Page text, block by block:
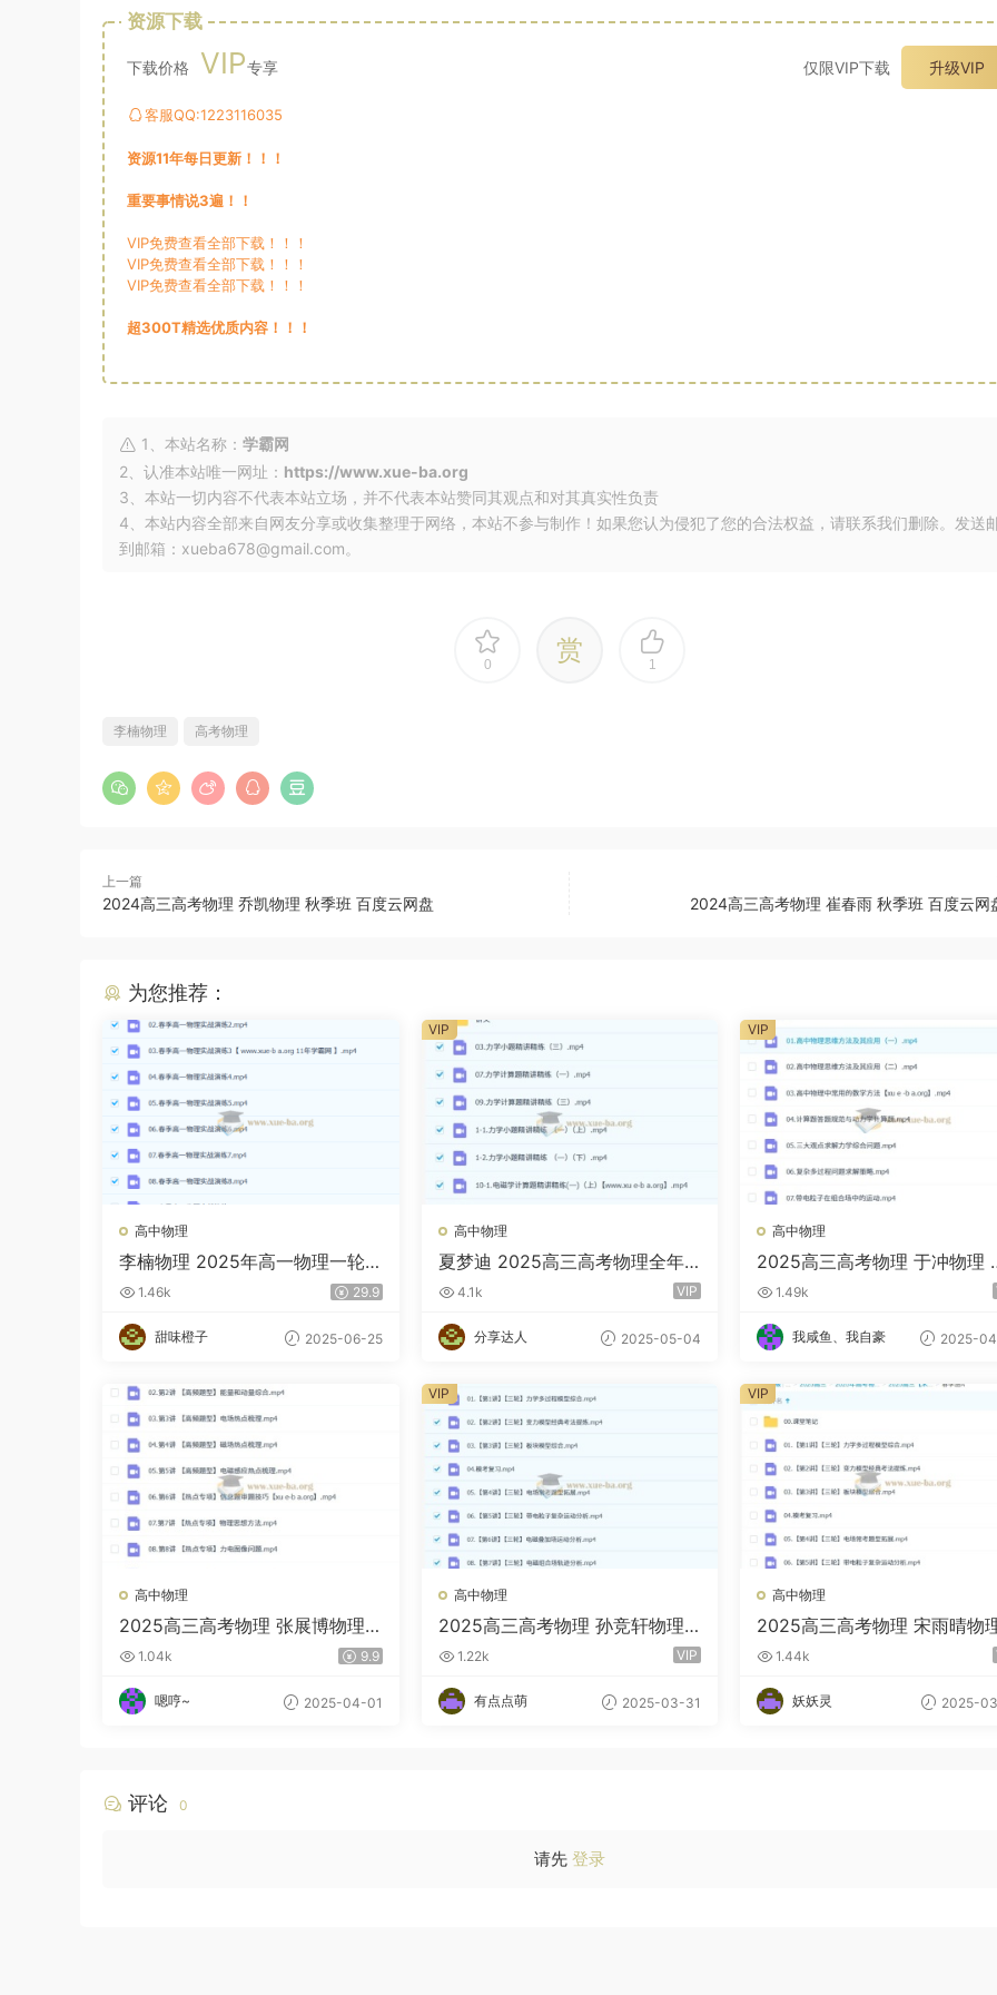
资源下载
下载价格 VIP专享 仅限VIP下载 升级VIP
客服QQ:1223116035
资源11年每日更新！！！
重要事情说3遍！！
VIP免费查看全部下载！！！
VIP免费查看全部下载！！！
VIP免费查看全部下载！！！
超300T精选优质内容！！！
1、本站名称： 学霸网
2、认准本站唯一网址： https://www.xue-ba.org
3、本站一切内容不代表本站立场，并不代表本站赞同其观点和对其真实性负责
4、本站内容全部来自网友分享或收集整理于网络，本站不参与制作！如果您认为侵犯了您的合法权益，请联系我们删除。发送
到邮箱：xueba678@gmail.com。
0 赏 1
李楠物理 高考物理
上一篇
2024高三高考物理 乔凯物理 秋季班 百度云网盘 2024高三高考物理 崔春雨 秋季班 百度云网
为您推荐：
高中物理
李楠物理 2025年高一物理一轮
二轮全年 百度网盘
1.46k 29.9
甜味橙子 2025-06-25
高中物理
夏梦迪 2025高三高考物理全年
全程一轮二轮暑假秋季寒假春季
4.1k VIP
分享达人 2025-05-04
VIP
高中物理
2025高三高考物理 于冲物理
轮二轮暑假秋季寒假春季 百
1.49k
我咸鱼、我自豪 2025-
VIP
高中物理
2025高三高考物理 张展博物理
一轮二轮暑秋寒春 百度云网盘
1.04k 9.9
嗯哼~ 2025-04-01
高中物理
2025高三高考物理 孙竞轩物理
全程全年暑秋寒春 百度云网盘
1.22k VIP
有点点萌 2025-03-31
VIP
高中物理
2025高三高考物理 宋雨晴物
全年一轮二轮 暑假秋季寒假
1.44k
妖妖灵 2025-
VIP
评论 0
请先 登录